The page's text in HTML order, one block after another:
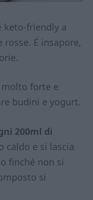
keto-friendly a
rosse. É insapore,
molto forte e
budini e yogurt.
200ml di
caldo e si lascia
finché non si
si